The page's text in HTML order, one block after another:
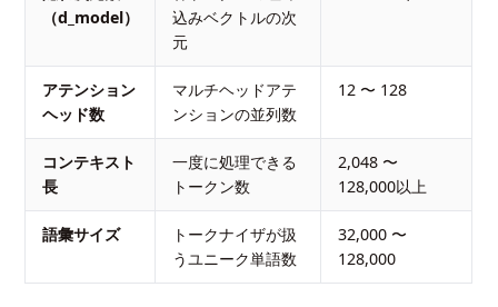
（d_model）
込みベクトルの次
元
アテンション
ヘッド数
マルチヘッドアテ
ンションの並列数
12 〜 128
コンテキスト
長
一度に処理できる
トークン数
2,048 〜
128,000以上
語彙サイズ
トークナイザが扱
うユニーク単語数
32,000 〜
128,000